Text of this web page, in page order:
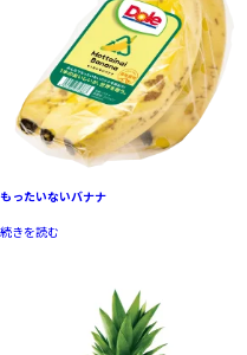
もったいないバナナ
続きを読む